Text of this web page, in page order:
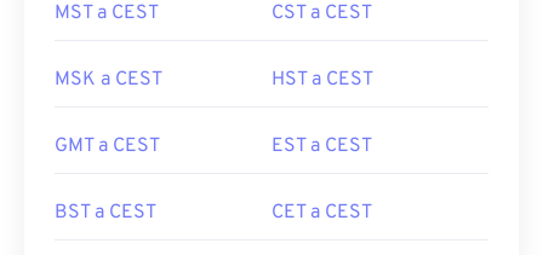
MST a CEST CST a CEST
MSK a CEST HST a CEST
GMT a CEST EST a CEST
BST a CEST CET a CEST